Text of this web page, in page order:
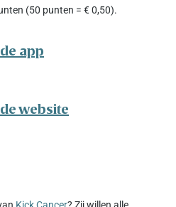
(50 punten = € 0,50).
app
website